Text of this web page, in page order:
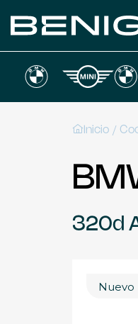
Inicio /
320d
Nuevo